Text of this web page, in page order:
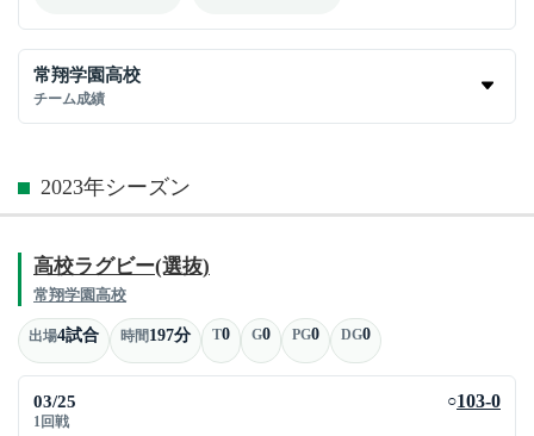
常翔学園高校
チーム成績
2023年シーズン
高校ラグビー(選抜)
常翔学園高校
出場4試合 時間197分 T0 G0 PG0 DG0
03/25
1回戦
○103-0